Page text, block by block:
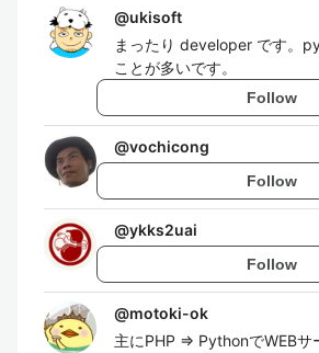
@ukisoft
まったり developer です。
ことが多いです。
Follow
@vochicong
Follow
@ykks2uai
Follow
@motoki-ok
主にPHP ⇒ PythonでWEBサ